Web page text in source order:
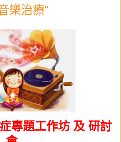
樂治療"
專題工作坊 及 研討